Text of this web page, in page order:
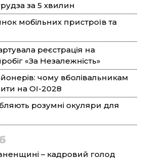
за 5 хвилин
мобільних пристроїв та
реєстрація на
«За Незалежність»
чому вболівальникам
на ОІ-2028
розумні окуляри для
– кадровий голод